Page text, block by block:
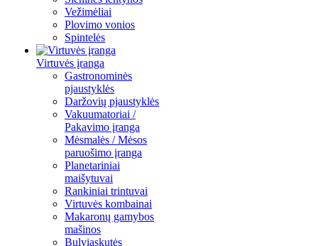
Vežimėliai
Plovimo vonios
Spintelės
Virtuvės įranga
Gastronominės
pjaustyklės
Daržovių pjaustyklės
Vakuumatoriai /
Pakavimo įranga
Mėsmalės / Mėsos
paruošimo įranga
Planetariniai
maišytuvai
Rankiniai trintuvai
Virtuvės kombainai
Makaronų gamybos
mašinos
Bulviaskutės